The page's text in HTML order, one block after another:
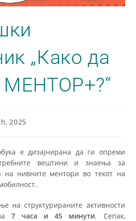
„Како да
МЕНТОР+?“
2025
е дизајнирана да ги опреми
вештини и знаења за
на нивните ментори во текот на
на структурираните активности
7 часа и 45 минути. Сепак,